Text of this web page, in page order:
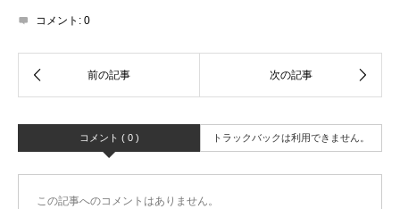
コメント: 0
コメント ( 0 ) トラックバックは利用できません。
この記事へのコメントはありません。